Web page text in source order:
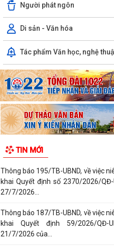
Người phát ngôn
Di sản - Văn hóa
Tác phẩm Văn học, nghệ
TIN MỚI
Thông báo 195/TB-UBND, về việc
khai Quyết định số 2370/2026/QĐ-
27/7/2026...
Thông báo 187/TB-UBND, về việc
khai Quyết định 59/2026/QĐ-
21/7/2026 của...